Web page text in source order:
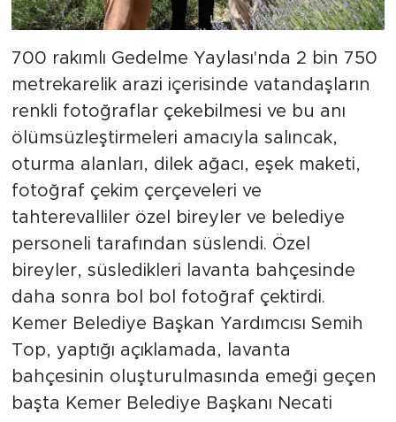
700 rakımlı Gedelme Yaylası'nda 2 bin 750
metrekarelik arazi içerisinde vatandaşların
renkli fotoğraflar çekebilmesi ve bu anı
ölümsüzleştirmeleri amacıyla salıncak,
oturma alanları, dilek ağacı, eşek maketi,
fotoğraf çekim çerçeveleri ve
tahterevalliler özel bireyler ve belediye
personeli tarafından süslendi. Özel
bireyler, süsledikleri lavanta bahçesinde
daha sonra bol bol fotoğraf çektirdi.
Kemer Belediye Başkan Yardımcısı Semih
Top, yaptığı açıklamada, lavanta
bahçesinin oluşturulmasında emeği geçen
başta Kemer Belediye Başkanı Necati